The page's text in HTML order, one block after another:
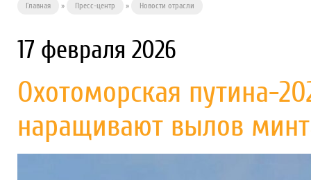
Главная » Пресс-центр » Новости отрасли
17 февраля 2026
Охотоморская путина-
наращивают вылов